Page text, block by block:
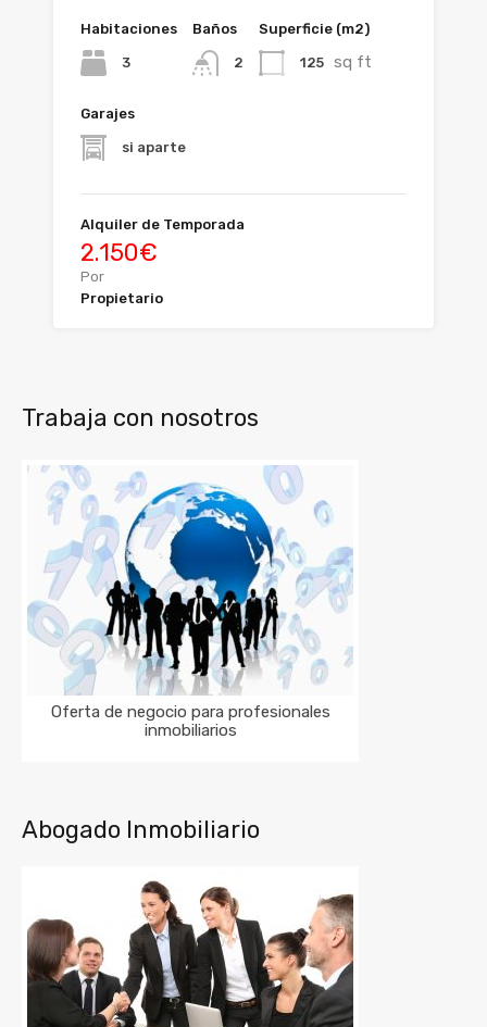
Habitaciones
3
Baños
2
Superficie (m2)
125 sq ft
Garajes
si aparte
Alquiler de Temporada
2.150€
Por
Propietario
Trabaja con nosotros
Oferta de negocio para profesionales
inmobiliarios
Abogado Inmobiliario